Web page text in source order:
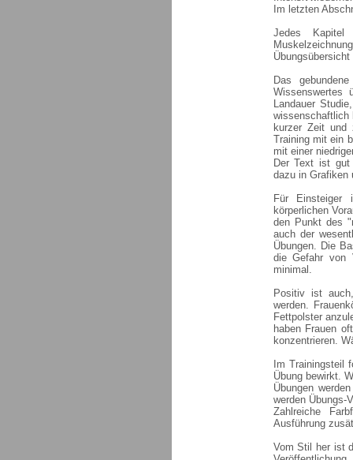
Im letzten
Jedes
Das
Wissenswertes
Landauer
wissenschaftlich
kurzer Zeit und
Training mit ein
mit einer
Der Text ist gut
dazu in Grafiken
Für Einsteiger
körperlichen
den Punkt des
auch der
Übungen. Die
die Gefahr von
minimal.
Positiv ist
werden.
Fettpolster
haben Frauen
konzentrieren.
Im Trainingsteil
Übung bewirkt.
Übungen
werden Übungs-
Zahlreiche
Ausführung
Vom Stil her ist